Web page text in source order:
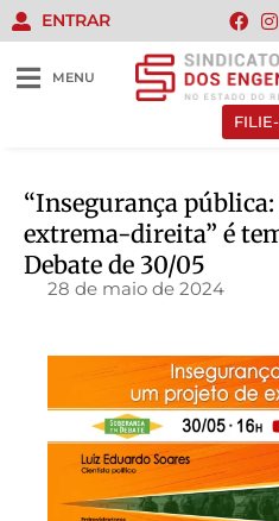
ENTRAR
MENU
“Insegurança
extrema-direita” é
Debate de 30/05
28 de maio de 2024